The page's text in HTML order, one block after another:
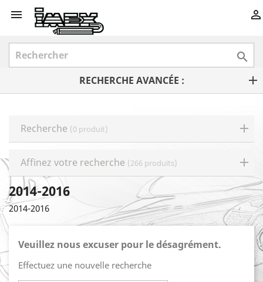
 

RECHERCHE AVANCÉE :
Recherche (0 produit)
Affinez votre recherche (266 produits)
2014-2016
2014-2016
Veuillez nous excuser pour le désagrément.
Effectuez une nouvelle recherche